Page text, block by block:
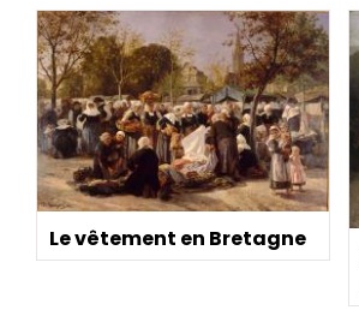
Le vêtement en Bretagne